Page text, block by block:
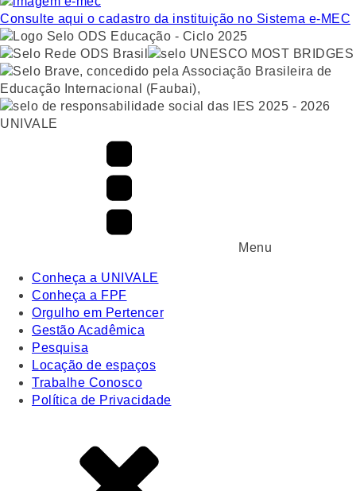
Consulte aqui o cadastro da instituição no Sistema e-MEC
UNIVALE
Menu
Conheça a UNIVALE
Conheça a FPF
Orgulho em Pertencer
Gestão Acadêmica
Pesquisa
Locação de espaços
Trabalhe Conosco
Política de Privacidade